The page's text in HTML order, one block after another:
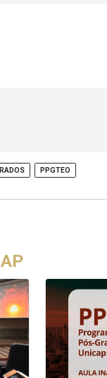
PPGTEO